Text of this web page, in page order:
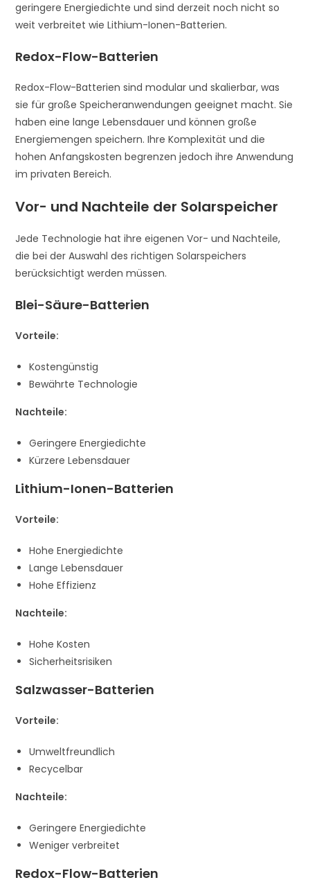
geringere Energiedichte und sind derzeit noch nicht so
weit verbreitet wie Lithium-Ionen-Batterien.
Redox-Flow-Batterien
Redox-Flow-Batterien sind modular und skalierbar, was
sie für große Speicheranwendungen geeignet macht. Sie
haben eine lange Lebensdauer und können große
Energiemengen speichern. Ihre Komplexität und die
hohen Anfangskosten begrenzen jedoch ihre Anwendung
im privaten Bereich.
Vor- und Nachteile der Solarspeicher
Jede Technologie hat ihre eigenen Vor- und Nachteile,
die bei der Auswahl des richtigen Solarspeichers
berücksichtigt werden müssen.
Blei-Säure-Batterien
Vorteile:
Kostengünstig
Bewährte Technologie
Nachteile:
Geringere Energiedichte
Kürzere Lebensdauer
Lithium-Ionen-Batterien
Vorteile:
Hohe Energiedichte
Lange Lebensdauer
Hohe Effizienz
Nachteile:
Hohe Kosten
Sicherheitsrisiken
Salzwasser-Batterien
Vorteile:
Umweltfreundlich
Recycelbar
Nachteile:
Geringere Energiedichte
Weniger verbreitet
Redox-Flow-Batterien